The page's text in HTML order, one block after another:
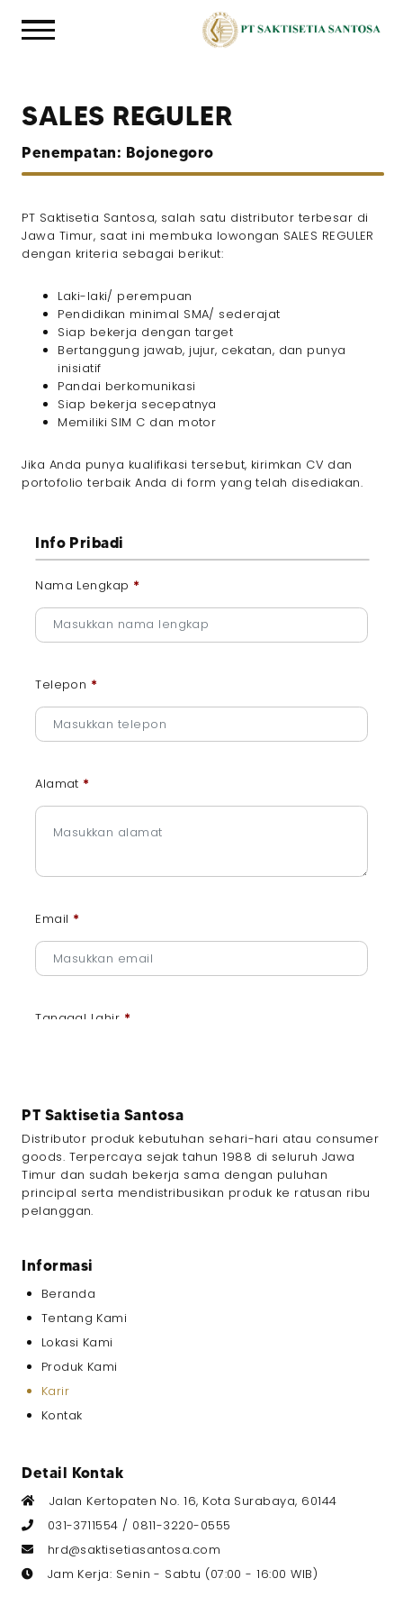
SALES REGULER
Penempatan: Bojonegoro
PT Saktisetia Santosa, salah satu distributor terbesar di
Jawa Timur, saat ini membuka lowongan SALES REGULER
dengan kriteria sebagai berikut:
Laki-laki/ perempuan
Pendidikan minimal SMA/ sederajat
Siap bekerja dengan target
Bertanggung jawab, jujur, cekatan, dan punya
inisiatif
Pandai berkomunikasi
Siap bekerja secepatnya
Memiliki SIM C dan motor
Jika Anda punya kualifikasi tersebut, kirimkan CV dan
portofolio terbaik Anda di form yang telah disediakan.
Info Pribadi
Nama Lengkap *
Telepon *
Alamat *
Email *
Tanggal Lahir *
Jenis Kelamin*
Pendidikan Terakhir
Gaji yang Diharapkan
Upload CV dan Portfolio
Info Tambahan
PT Saktisetia Santosa
Distributor produk kebutuhan sehari-hari atau consumer
goods. Terpercaya sejak tahun 1988 di seluruh Jawa
Timur dan sudah bekerja sama dengan puluhan
principal serta mendistribusikan produk ke ratusan ribu
pelanggan.
Informasi
Beranda
Tentang Kami
Lokasi Kami
Produk Kami
Karir
Kontak
Detail Kontak
Jalan Kertopaten No. 16, Kota Surabaya, 60144
031-3711554 / 0811-3220-0555
hrd@saktisetiasantosa.com
Jam Kerja: Senin - Sabtu (07:00 - 16:00 WIB)